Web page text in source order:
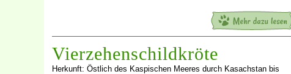
Vierzehenschildkröte
Herkunft: Östlich des Kaspischen Meeres durch Kasachstan bis